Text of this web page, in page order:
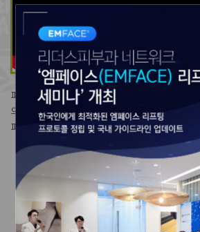
피부과 전문의가 알려주는
의학정보,
피부 건강에 대한 모든 것!